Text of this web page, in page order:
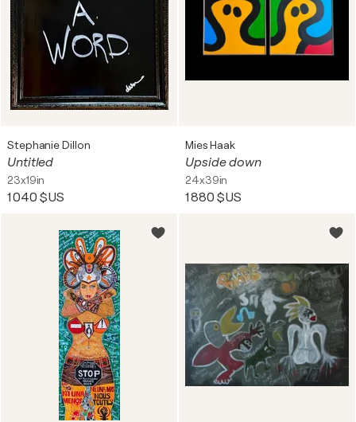
Stephanie Dillon
Untitled
23x19in
1 040 $US
Mies Haak
Upside down
24x39in
1 880 $US